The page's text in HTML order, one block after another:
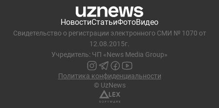
НовостиСтатьиФотоВидео
Свидетельство о регистрации электронного СМИ № 1070 от
12.08.2015г.
Учредитель: ЧП «News Media Group»
Политика конфиденциальности
© UzNews